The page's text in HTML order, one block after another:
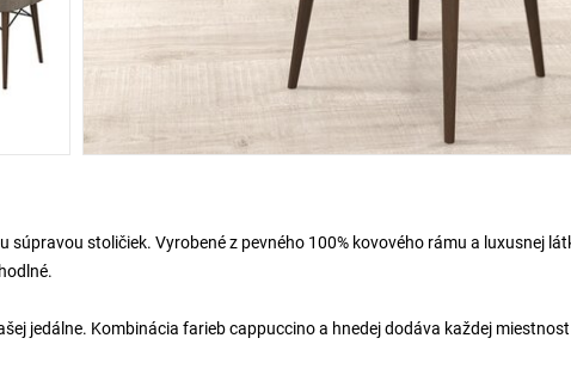
stoličiek. Vyrobené z pevného 100% kovového rámu a luxusnej
jedálne. Kombinácia farieb cappuccino a hnedej dodáva každej